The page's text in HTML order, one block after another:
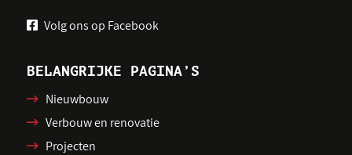
Volg ons op Facebook
BELANGRIJKE PAGINA’S
Nieuwbouw
Verbouw en renovatie
Projecten